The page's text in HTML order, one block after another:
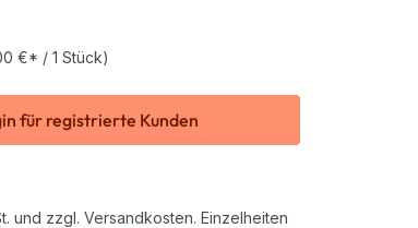
€* / 1 Stück)
für registrierte Kunden
und zzgl. Versandkosten. Einzelheiten